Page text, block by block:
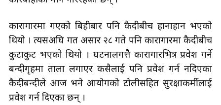
कारागारमा गएको बिहीबार पनि कैदीबीच हानाहान भएको
थियो । त्यसअघि गत असार २८ गते पनि कारागारमा कैदीबीच
कुटाकुट भएको थियो । घटनालगत्तैै कारागारभित्र प्रवेश गर्ने
बन्दीगृहमा ताला लगाएर कसैलाई पनि प्रवेश गर्न नदिएका
कैदीबन्दीले आज भने आयोगको टोलीसहित सुरक्षाकर्मीलाई
प्रवेश गर्न दिएका छन् ।